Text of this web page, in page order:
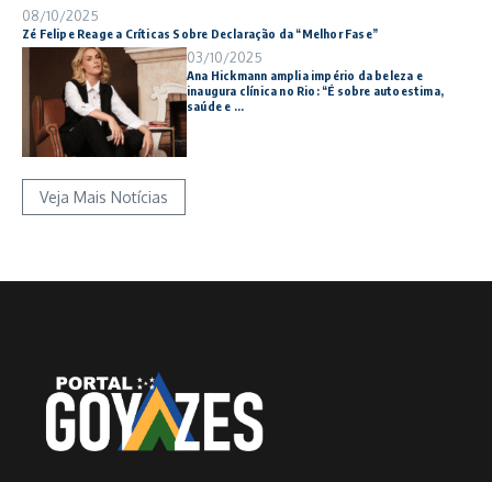
08/10/2025
Zé Felipe Reage a Críticas Sobre Declaração da “Melhor Fase”
03/10/2025
Ana Hickmann amplia império da beleza e
inaugura clínica no Rio: “É sobre autoestima,
saúde e ...
Veja Mais Notícias